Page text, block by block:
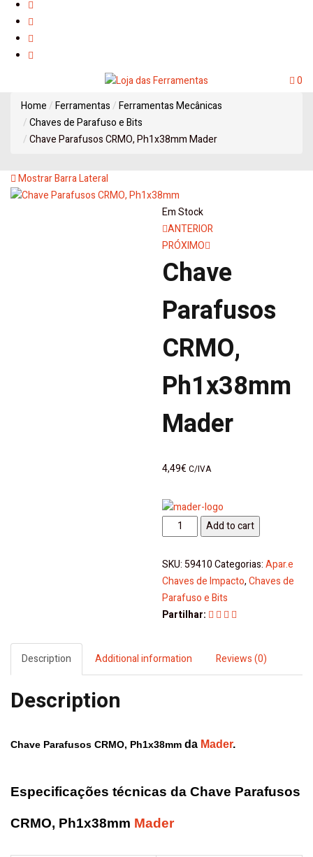
0
Home
Ferramentas
Ferramentas Mecânicas
Chaves de Parafuso e Bits
Chave Parafusos CRMO, Ph1x38mm Mader
Mostrar Barra Lateral
Em Stock
Navegação
de
artigos
ANTERIOR
PRÓXIMO
Chave
Parafusos
CRMO,
Ph1x38mm
Mader
4,49€ C/IVA
Chave
Parafusos
CRMO,
Ph1x38mm
Mader
quantity
Add to cart
SKU:59410 Categorias: Apar.e
Chaves de Impacto,Chaves de
Parafuso e Bits
Partilhar:
Description Additional information Reviews (0)
Description
Chave Parafusos CRMO, Ph1x38mm da Mader.
Especificações técnicas da Chave Parafusos
CRMO, Ph1x38mm Mader